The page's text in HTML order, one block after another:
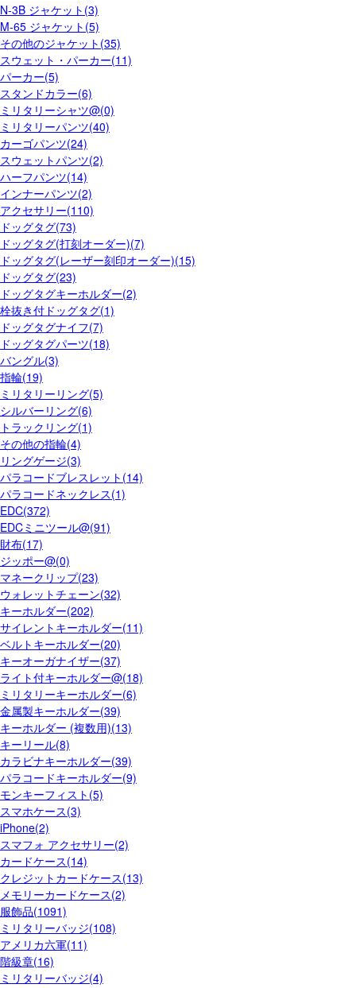
N-3B ジャケット(3)
M-65 ジャケット(5)
その他のジャケット(35)
スウェット・パーカー(11)
パーカー(5)
スタンドカラー(6)
ミリタリーシャツ@(0)
ミリタリーパンツ(40)
カーゴパンツ(24)
スウェットパンツ(2)
ハーフパンツ(14)
インナーパンツ(2)
アクセサリー(110)
ドッグタグ(73)
ドッグタグ(打刻オーダー)(7)
ドッグタグ(レーザー刻印オーダー)(15)
ドッグタグ(23)
ドッグタグキーホルダー(2)
栓抜き付ドッグタグ(1)
ドッグタグナイフ(7)
ドッグタグパーツ(18)
バングル(3)
指輪(19)
ミリタリーリング(5)
シルバーリング(6)
トラックリング(1)
その他の指輪(4)
リングゲージ(3)
パラコードブレスレット(14)
パラコードネックレス(1)
EDC(372)
EDCミニツール@(91)
財布(17)
ジッポー@(0)
マネークリップ(23)
ウォレットチェーン(32)
キーホルダー(202)
サイレントキーホルダー(11)
ベルトキーホルダー(20)
キーオーガナイザー(37)
ライト付キーホルダー@(18)
ミリタリーキーホルダー(6)
金属製キーホルダー(39)
キーホルダー (複数用)(13)
キーリール(8)
カラビナキーホルダー(39)
パラコードキーホルダー(9)
モンキーフィスト(5)
スマホケース(3)
iPhone(2)
スマフォ アクセサリー(2)
カードケース(14)
クレジットカードケース(13)
メモリーカードケース(2)
服飾品(1091)
ミリタリーバッジ(108)
アメリカ六軍(11)
階級章(16)
ミリタリーバッジ(4)